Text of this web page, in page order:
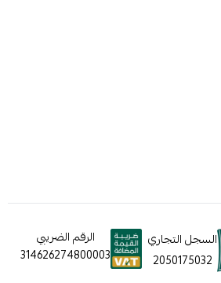
السجل التجاري
2050175032
الرقم الضريبي
314626274800003